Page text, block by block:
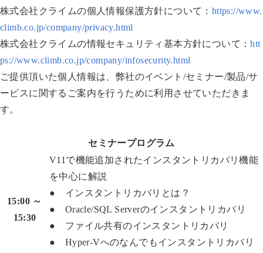
株式会社クライムの個人情報保護方針について： https://www.
climb.co.jp/company/privacy.html
株式会社クライムの情報セキュリティ基本方針について：htt
ps://www.climb.co.jp/company/infosecurity.html
ご提供頂いた個人情報は、弊社のイベント/セミナー/製品/サ
ービスに関するご案内を行うために利用させていただきま
す。
セミナープログラム
15:00 ～
15:30
V11で機能追加されたインスタントリカバリ機能
を中心に解説
● インスタントリカバリとは？
● Oracle/SQL Serverのインスタントリカバリ
● ファイル共有のインスタントリカバリ
● Hyper-Vへのなんでもインスタントリカバリ